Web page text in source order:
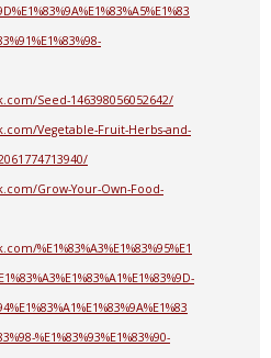
Seed-146398056052642/
Vegetable-Fruit-Herbs-and-
Grow-Your-Own-Food-
%E1%83%A3%E1%83%95%E1
%E1%83%93%E1%83%90-